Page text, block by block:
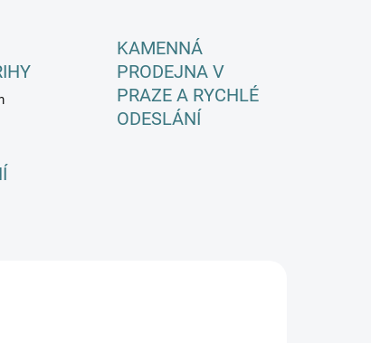
KAMENNÁ
PRODEJNA V
PRAZE A RYCHLÉ
ODESLÁNÍ